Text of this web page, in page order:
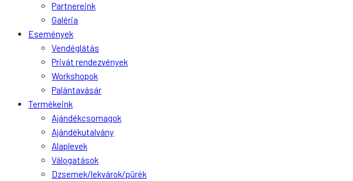
Partnereink
Galéria
Események
Vendéglátás
Privát rendezvények
Workshopok
Palántavásár
Termékeink
Ajándékcsomagok
Ajándékutalvány
Alaplevek
Válogatások
Dzsemek/lekvárok/pürék